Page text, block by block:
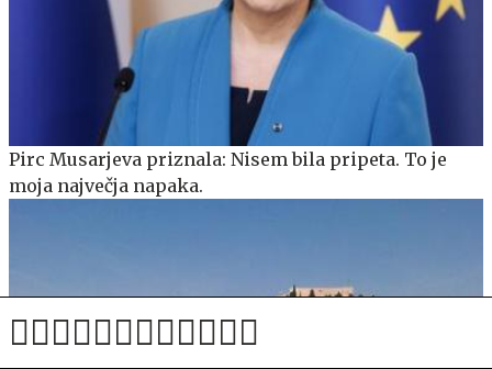
Pirc Musarjeva priznala: Nisem bila pripeta. To je
moja največja napaka.